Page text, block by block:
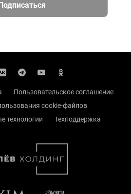
Подписаться
Пользовательское соглашение
cookie-файлов
технологии
Техподдержка